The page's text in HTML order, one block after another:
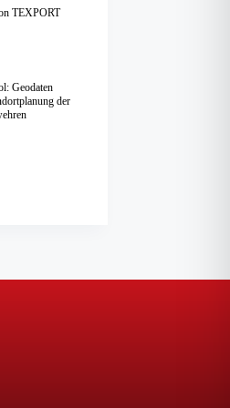
TEXPORT
Geodaten
der